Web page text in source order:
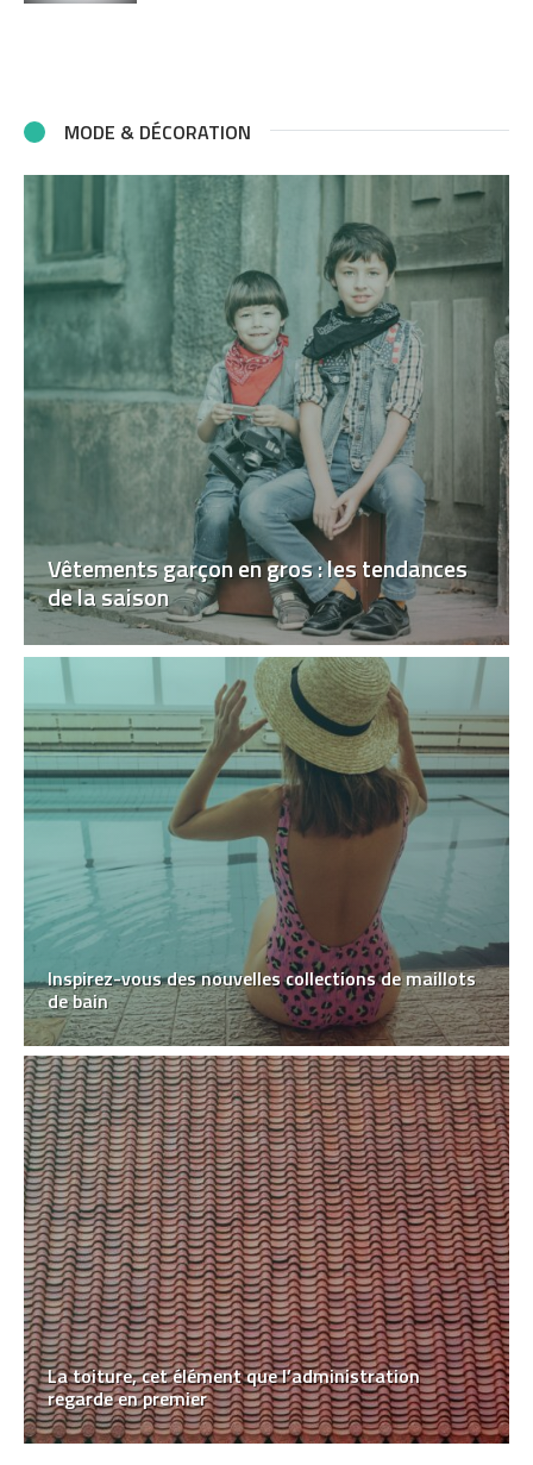
MODE & DÉCORATION
Vêtements garçon en gros : les tendances
de la saison
Inspirez-vous des nouvelles collections de maillots
de bain
La toiture, cet élément que l’administration
regarde en premier